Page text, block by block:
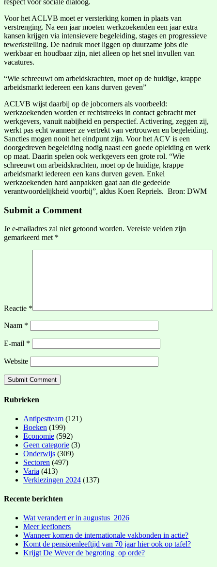
Voor het ACLVB moet er versterking komen in plaats van
verstrenging. Na een jaar moeten werkzoekenden een jaar extra
kansen krijgen via intensievere begeleiding, stages en progressieve
tewerkstelling. De nadruk moet liggen op duurzame jobs die
werkbaar en houdbaar zijn, niet alleen op het snel invullen van
vacatures.
“Wie schreeuwt om arbeidskrachten, moet op de huidige, krappe
arbeidsmarkt iedereen een kans durven geven”
ACLVB wijst daarbij op de jobcorners als voorbeeld:
werkzoekenden worden er rechtstreeks in contact gebracht met
werkgevers, vanuit nabijheid en perspectief. Activering, zeggen zij,
werkt pas echt wanneer ze vertrekt van vertrouwen en begeleiding.
Sancties mogen nooit het eindpunt zijn. Voor het ACV is een
doorgedreven begeleiding nodig naast een goede opleiding en werk
op maat. Daarin spelen ook werkgevers een grote rol. “Wie
schreeuwt om arbeidskrachten, moet op de huidige, krappe
arbeidsmarkt iedereen een kans durven geven. Enkel
werkzoekenden hard aanpakken gaat aan die gedeelde
verantwoordelijkheid voorbij”, aldus Koen Repriels. Bron: DWM
Submit a Comment
Je e-mailadres zal niet getoond worden. Vereiste velden zijn
gemarkeerd met *
Reactie *
Naam *
E-mail *
Website
Rubrieken
Antipestteam (121)
Boeken (199)
Economie (592)
Geen categorie (3)
Onderwijs (309)
Sectoren (497)
Varia (413)
Verkiezingen 2024 (137)
Recente berichten
Wat verandert er in augustus 2026
Meer leefloners
Wanneer komen de internationale vakbonden in actie?
Komt de pensioenleeftijd van 70 jaar hier ook op tafel?
Krijgt De Wever de begroting op orde?